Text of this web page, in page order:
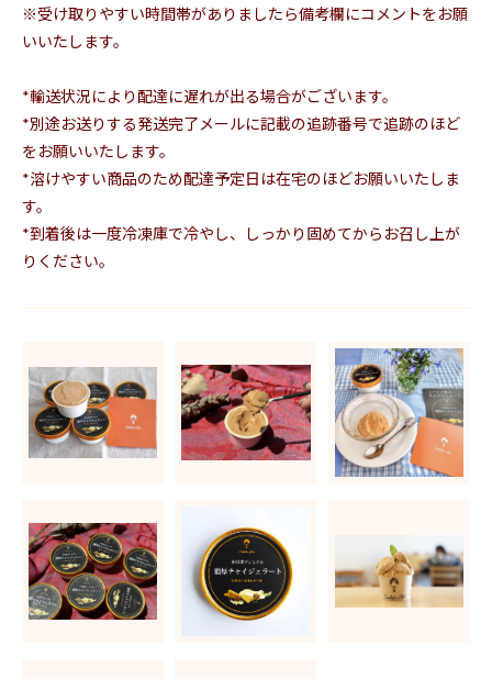
※受け取りやすい時間帯がありましたら備考欄にコメントをお願
いいたします。
*輸送状況により配達に遅れが出る場合がございます。
*別途お送りする発送完了メールに記載の追跡番号で追跡のほど
をお願いいたします。
*溶けやすい商品のため配達予定日は在宅のほどお願いいたしま
す。
*到着後は一度冷凍庫で冷やし、しっかり固めてからお召し上が
りください。